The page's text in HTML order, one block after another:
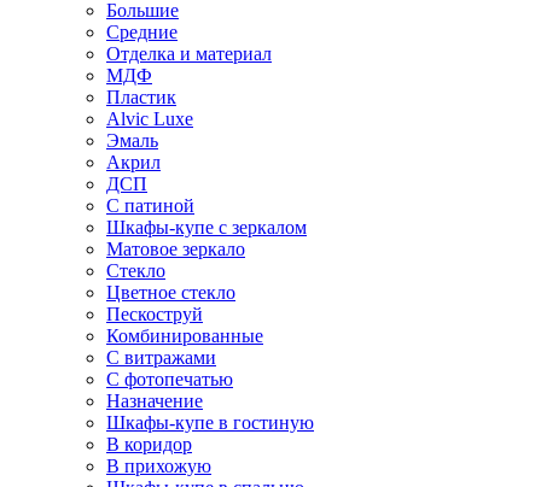
Большие
Средние
Отделка и материал
МДФ
Пластик
Alvic Luxe
Эмаль
Акрил
ДСП
С патиной
Шкафы-купе с зеркалом
Матовое зеркало
Стекло
Цветное стекло
Пескоструй
Комбинированные
С витражами
С фотопечатью
Назначение
Шкафы-купе в гостиную
В коридор
В прихожую